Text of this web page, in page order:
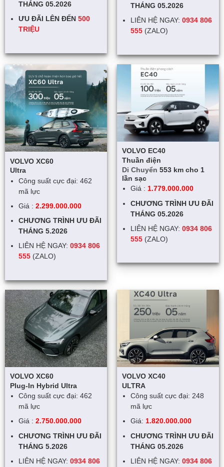
THÁNG 05.2026
ƯU ĐÃI LÊN ĐẾN500
TRIỆU
THÁNG 05.2026
LIÊN HỆ NGAY:0934 806
555 (ZALO)
VOLVO XC60
Ultra
Công suất cực đại: 462
mã lực
Giá :2.299.000.000
CHƯƠNG TRÌNH ƯU ĐÃI
THÁNG 5.2026
LIÊN HỆ NGAY:0934 806
555 (ZALO)
VOLVO EC40
Thuần điện
Di Chuyển 553 km cho 1
lần sạc
Giá :1.779.000.000
CHƯƠNG TRÌNH ƯU ĐÃI
THÁNG 05.2026
LIÊN HỆ NGAY:0934 806
555 (ZALO)
VOLVO XC60
Plug-In Hybrid Ultra
Công suất cực đại: 462
mã lực
Giá :2.750.000.000
CHƯƠNG TRÌNH ƯU ĐÃI
THÁNG 5.2026
LIÊN HỆ NGAY:0934 806
VOLVO XC40
ULTRA
Công suất cực đại: 248
mã lực
Giá:1.820.000.000
CHƯƠNG TRÌNH ƯU ĐÃI
THÁNG 05.2026
LIÊN HỆ NGAY:0934 806